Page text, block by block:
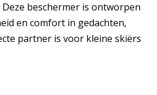
beschermer is ontworpen
en comfort in gedachten,
partner is voor kleine skiërs